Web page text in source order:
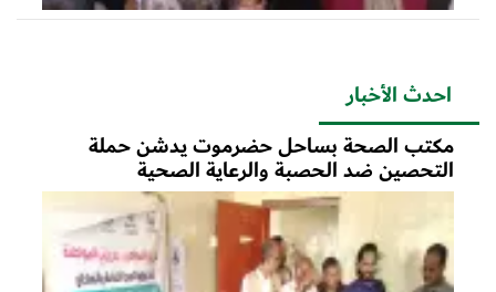
احدث الأخبار
مكتب الصحة بساحل حضرموت يدشن حملة
التحصين ضد الحصبة والرعاية الصحية